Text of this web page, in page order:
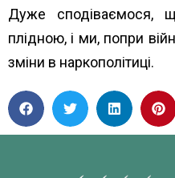
Дуже сподіваємося,
плідною, і ми, попри
зміни в наркополітиці.